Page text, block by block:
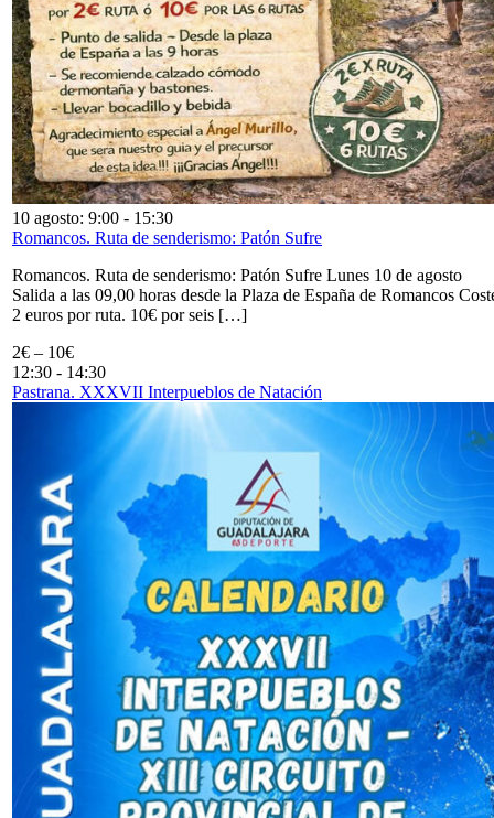
10 agosto: 9:00 - 15:30
Romancos. Ruta de senderismo: Patón Sufre
Romancos. Ruta de senderismo: Patón Sufre Lunes 10 de agosto
Salida a las 09,00 horas desde la Plaza de España de Romancos
2 euros por ruta. 10€ por seis […]
2€ – 10€
12:30 - 14:30
Pastrana. XXXVII Interpueblos de Natación